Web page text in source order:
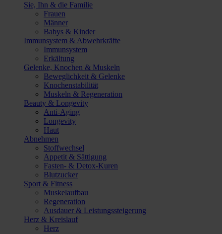
Sie, Ihn & die Familie
Frauen
Männer
Babys & Kinder
Immunsystem & Abwehrkräfte
Immunsystem
Erkältung
Gelenke, Knochen & Muskeln
Beweglichkeit & Gelenke
Knochenstabilität
Muskeln & Regeneration
Beauty & Longevity
Anti-Aging
Longevity
Haut
Abnehmen
Stoffwechsel
Appetit & Sättigung
Fasten- & Detox-Kuren
Blutzucker
Sport & Fitness
Muskelaufbau
Regeneration
Ausdauer & Leistungssteigerung
Herz & Kreislauf
Herz